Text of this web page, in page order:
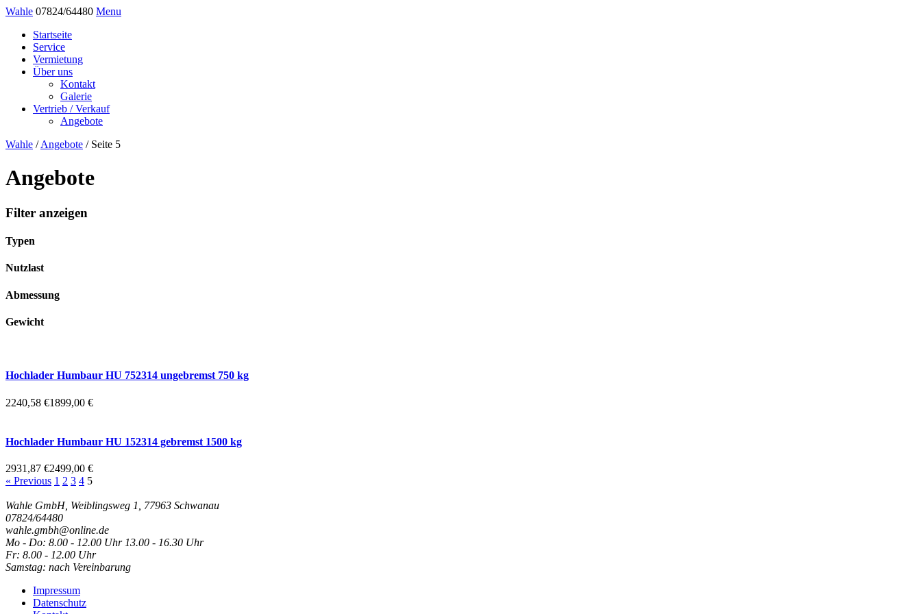
Wahle 07824/64480 Menu
Startseite
Service
Vermietung
Über uns
Kontakt
Galerie
Vertrieb / Verkauf
Angebote
Wahle /Angebote / Seite 5
Angebote
Filter anzeigen
Typen
Nutzlast
Abmessung
Gewicht
Hochlader Humbaur HU 752314 ungebremst 750 kg
2240,58 €1899,00 €
Hochlader Humbaur HU 152314 gebremst 1500 kg
2931,87 €2499,00 €
« Previous 1 2 3 4 5
Wahle GmbH, Weiblingsweg 1, 77963 Schwanau
07824/64480
wahle.gmbh@online.de
Mo - Do: 8.00 - 12.00 Uhr 13.00 - 16.30 Uhr
Fr: 8.00 - 12.00 Uhr
Samstag: nach Vereinbarung
Impressum
Datenschutz